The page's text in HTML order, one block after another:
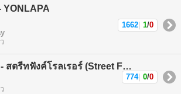
YONLAPA
1662 1/0
เพลงรักเพลงเดียว - สตรีทฟังค์โรลเรอร์ (Street Funk Rollers)
774| 0/0